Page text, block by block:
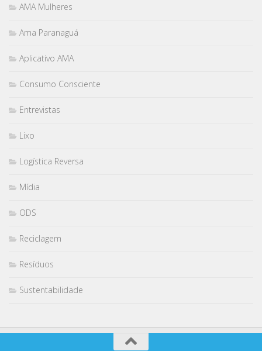
AMA Mulheres
Ama Paranaguá
Aplicativo AMA
Consumo Consciente
Entrevistas
Lixo
Logística Reversa
Mídia
ODS
Reciclagem
Resíduos
Sustentabilidade